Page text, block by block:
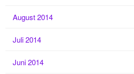
August 2014
Juli 2014
Juni 2014